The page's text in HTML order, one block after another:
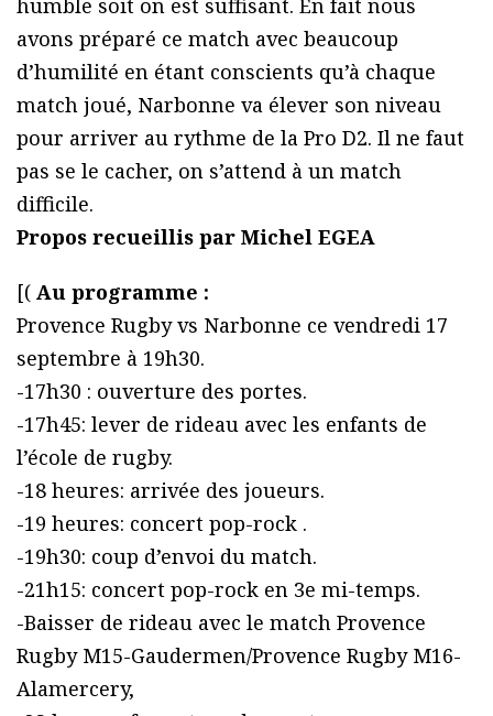
humble soit on est suffisant. En fait nous
avons préparé ce match avec beaucoup
d’humilité en étant conscients qu’à chaque
match joué, Narbonne va élever son niveau
pour arriver au rythme de la Pro D2. Il ne faut
pas se le cacher, on s’attend à un match
difficile.
Propos recueillis par Michel EGEA
[( Au programme :
Provence Rugby vs Narbonne ce vendredi 17
septembre à 19h30.
-17h30 : ouverture des portes.
-17h45: lever de rideau avec les enfants de
l’école de rugby.
-18 heures: arrivée des joueurs.
-19 heures: concert pop-rock .
-19h30: coup d’envoi du match.
-21h15: concert pop-rock en 3e mi-temps.
-Baisser de rideau avec le match Provence
Rugby M15-Gaudermen/Provence Rugby M16-
Alamercery,